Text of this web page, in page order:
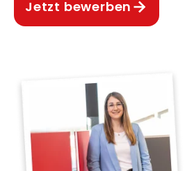
Jetzt bewerben